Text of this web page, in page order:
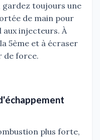
toujours une
de main pour
injecteurs. À
5ème et à écraser
de force.
plus forte,